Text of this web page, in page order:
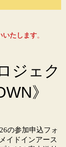
いたします。